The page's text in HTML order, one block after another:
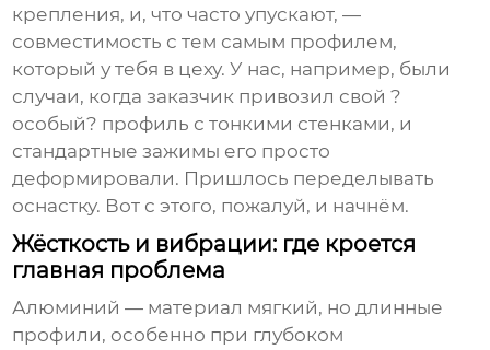
крепления, и, что часто упускают, —
совместимость с тем самым профилем,
который у тебя в цеху. У нас, например, были
случаи, когда заказчик привозил свой ?
особый? профиль с тонкими стенками, и
стандартные зажимы его просто
деформировали. Пришлось переделывать
оснастку. Вот с этого, пожалуй, и начнём.
Жёсткость и вибрации: где кроется
главная проблема
Алюминий — материал мягкий, но длинные
профили, особенно при глубоком